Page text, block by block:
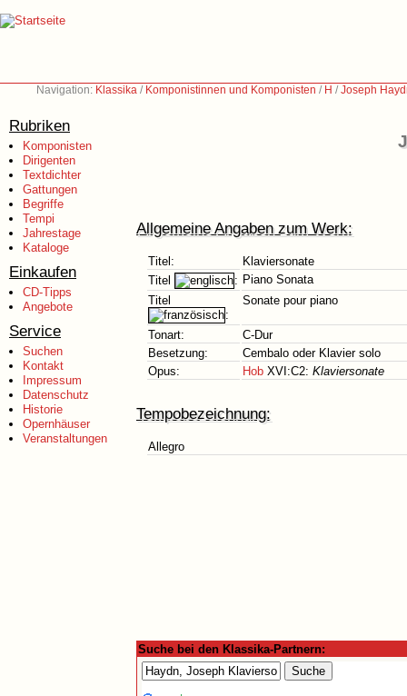
Navigation: Klassika / Komponistinnen und Komponisten / H /Joseph
Rubriken
Komponisten
Dirigenten
Textdichter
Gattungen
Begriffe
Tempi
Jahrestage
Kataloge
Einkaufen
CD-Tipps
Angebote
Service
Suchen
Kontakt
Impressum
Datenschutz
Historie
Opernhäuser
Veranstaltungen
Allgemeine Angaben zum Werk:
Titel:
Klaviersonate
Titel
: Piano Sonata
Titel
:
Sonate pour piano
Tonart:
C-Dur
Besetzung:
Cembalo oder Klavier solo
Opus:
Hob XVI:C2: Klaviersonate
Tempobezeichnung:
Allegro
Suche bei den Klassika-Partnern: